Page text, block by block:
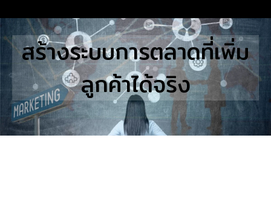
to
content
STUDIES
Search
for:สร้างระบบการตลาดที่เพิ่ม
ลูกค้าได้จริง